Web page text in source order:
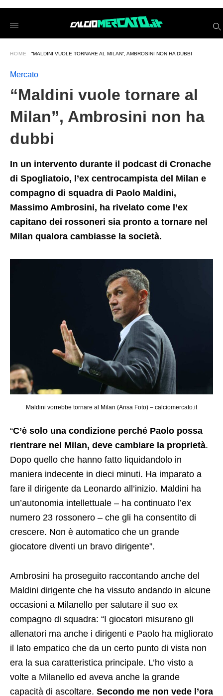
/2026/05/20/maldini-
tornare-
milan-
non-
dubbi/amp/
HOME “MALDINI VUOLE TORNARE AL MILAN”, AMBROSINI NON HA DUBBI
Mercato
“Maldini vuole tornare al
Milan”, Ambrosini non ha
dubbi
In un intervento durante il podcast di Cronache
di Spogliatoio, l’ex centrocampista del Milan e
compagno di squadra di Paolo Maldini,
Massimo Ambrosini, ha rivelato come l’ex
capitano dei rossoneri sia pronto a tornare nel
Milan qualora cambiasse la società.
Maldini vorrebbe tornare al Milan (Ansa Foto) – calciomercato.it
“C’è solo una condizione perché Paolo possa
rientrare nel Milan, deve cambiare la proprietà.
Dopo quello che hanno fatto liquidandolo in
maniera indecente in dieci minuti. Ha imparato a
fare il dirigente da Leonardo all’inizio. Maldini ha
un’autonomia intellettuale – ha continuato l’ex
numero 23 rossonero – che gli ha consentito di
crescere. Non è automatico che un grande
giocatore diventi un bravo dirigente”.
Ambrosini ha proseguito raccontando anche del
Maldini dirigente che ha vissuto andando in alcune
occasioni a Milanello per salutare il suo ex
compagno di squadra: “I giocatori misurano gli
allenatori ma anche i dirigenti e Paolo ha migliorato
il lato empatico che da un certo punto di vista non
era la sua caratteristica principale. L’ho visto a
volte a Milanello ed aveva anche la grande
capacità di ascoltare. Secondo me non vede l’ora